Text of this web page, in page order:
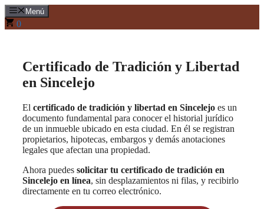
Saltar
al
contenido
Menú
0
Certificado de Tradición y Libertad
en Sincelejo
El certificado de tradición y libertad en Sincelejo es un
documento fundamental para conocer el historial jurídico
de un inmueble ubicado en esta ciudad. En él se registran
propietarios, hipotecas, embargos y demás anotaciones
legales que afectan una propiedad.
Ahora puedes solicitar tu certificado de tradición en
Sincelejo en línea, sin desplazamientos ni filas, y recibirlo
directamente en tu correo electrónico.